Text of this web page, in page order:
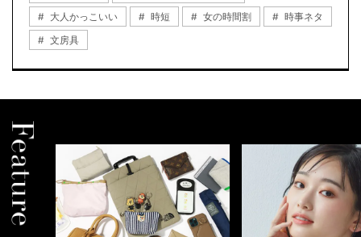
大人かっこいい
時短 女の時間割
時事ネタ
文房具